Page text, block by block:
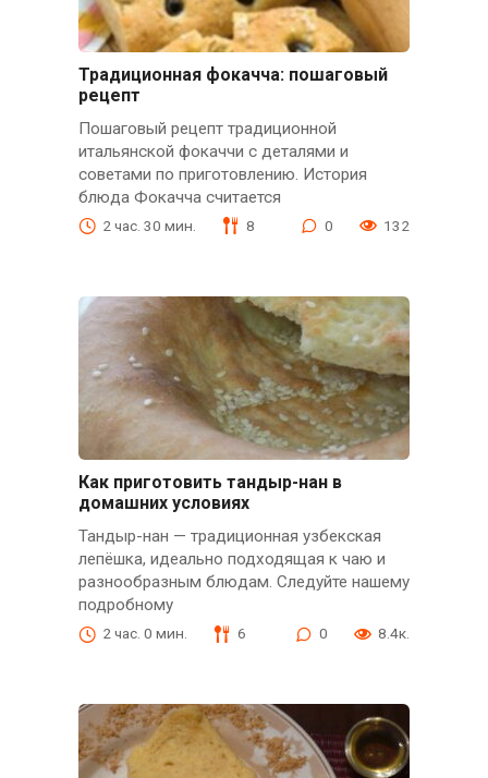
Традиционная фокачча: пошаговый
рецепт
Пошаговый рецепт традиционной
итальянской фокаччи с деталями и
советами по приготовлению. История
блюда Фокачча считается
2 час. 30 мин. 8 0 132
Как приготовить тандыр-нан в
домашних условиях
Тандыр-нан — традиционная узбекская
лепёшка, идеально подходящая к чаю и
разнообразным блюдам. Следуйте нашему
подробному
2 час. 0 мин. 6 0 8.4к.